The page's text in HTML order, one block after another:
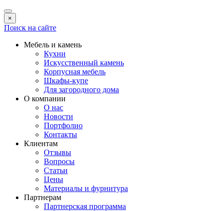
×
Поиск на сайте
Мебель и камень
Кухни
Искусственный камень
Корпусная мебель
Шкафы-купе
Для загородного дома
О компании
О нас
Новости
Портфолио
Контакты
Клиентам
Отзывы
Вопросы
Статьи
Цены
Материалы и фурнитура
Партнерам
Партнерская программа